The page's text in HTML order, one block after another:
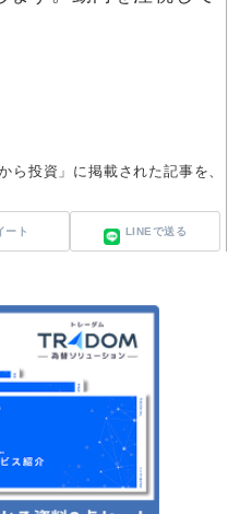
ら投資」に掲載された記事を、
ート LINEで送る